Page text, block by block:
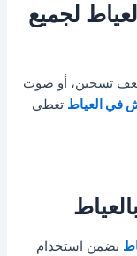
لجميع
تسخين، أو صوت
في العياط تغطي
يضمن استخدام